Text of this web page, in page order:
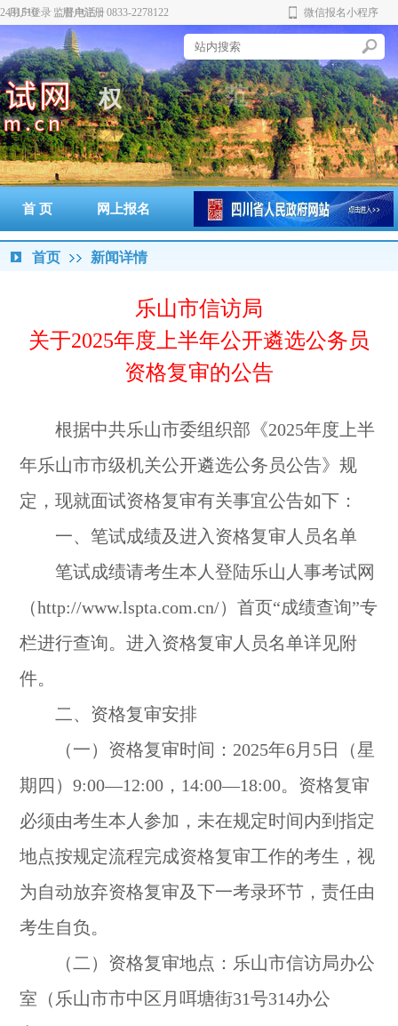
用户登录 用户注册
监督电话：0833-2278122 微信报名小程序
权 范 务
实
首 页 网上报名 准考证打印 通知书打印
成绩查询 政策法规
首页 新闻详情
乐山市信访局
关于2025年度上半年公开遴选公务员
资格复审的公告
根据中共乐山市委组织部《2025年度上半
年乐山市市级机关公开遴选公务员公告》规
定，现就面试资格复审有关事宜公告如下：
一、笔试成绩及进入资格复审人员名单
笔试成绩请考生本人登陆乐山人事考试网
（http://www.lspta.com.cn/）首页“成绩查询”专
栏进行查询。进入资格复审人员名单详见附
件。
二、资格复审安排
（一）资格复审时间：2025年6月5日（星
期四）9:00—12:00，14:00—18:00。资格复审
必须由考生本人参加，未在规定时间内到指定
地点按规定流程完成资格复审工作的考生，视
为自动放弃资格复审及下一考录环节，责任由
考生自负。
（二）资格复审地点：乐山市信访局办公
室（乐山市市中区月咡塘街31号314办公